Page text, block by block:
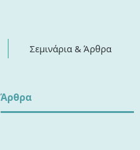
Σεμινάρια & Άρθρα
​Άρθρα